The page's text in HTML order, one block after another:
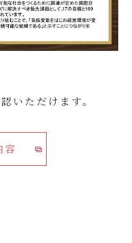
いただけます。
容